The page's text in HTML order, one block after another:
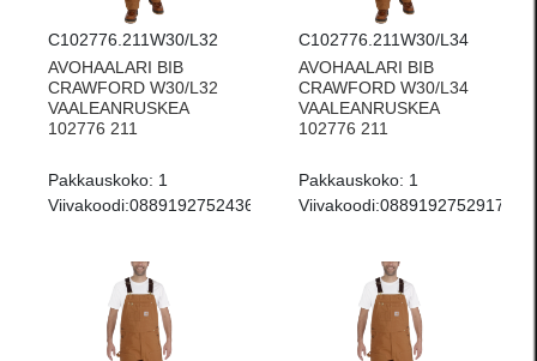
C102776.211W30/L32
AVOHAALARI BIB
CRAWFORD W30/L32
VAALEANRUSKEA
102776 211
Pakkauskoko: 1
Viivakoodi:0889192752436
C102776.211W30/L34
AVOHAALARI BIB
CRAWFORD W30/L34
VAALEANRUSKEA
102776 211
Pakkauskoko: 1
Viivakoodi:0889192752917